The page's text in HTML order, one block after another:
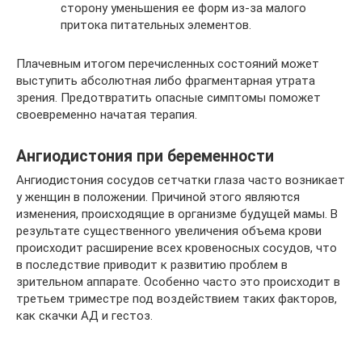
сторону уменьшения ее форм из-за малого
притока питательных элементов.
Плачевным итогом перечисленных состояний может
выступить абсолютная либо фрагментарная утрата
зрения. Предотвратить опасные симптомы поможет
своевременно начатая терапия.
Ангиодистония при беременности
Ангиодистония сосудов сетчатки глаза часто возникает
у женщин в положении. Причиной этого являются
изменения, происходящие в организме будущей мамы. В
результате существенного увеличения объема крови
происходит расширение всех кровеносных сосудов, что
в последствие приводит к развитию проблем в
зрительном аппарате. Особенно часто это происходит в
третьем триместре под воздействием таких факторов,
как скачки АД и гестоз.